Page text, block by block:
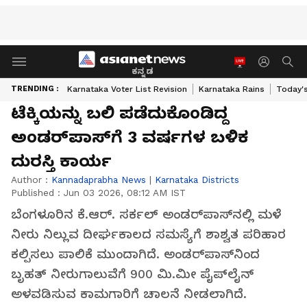
ಕನ್ನಡ
TRENDING : Karnataka Voter List Revision Karnataka Rains
ಟೆಕ್ಕಿಯನ್ನು ಬಲಿ ಪಡೆದುಕೊಂಡಿದ್ದ
ಅಂಡರ್‌ಪಾಸ್‌ಗೆ 3 ವರ್ಷಗಳ ಬಳಿಕ
ದುರಸ್ತಿ ಕಾರ್ಯ
Author : Kannadaprabha News | Karnataka Districts
Published : Jun 03 2026, 08:12 AM IST
ಬೆಂಗಳೂರಿನ ಕೆ.ಆರ್. ಸರ್ಕಲ್‌ ಅಂಡರ್‌ಪಾಸ್‌ನಲ್ಲಿ ಮಳೆ
ನೀರು ನಿಲ್ಲುವ ದೀರ್ಘಕಾಲದ ಸಮಸ್ಯೆಗೆ ಶಾಶ್ವತ ಪರಿಹಾರ
ಕಲ್ಪಿಸಲು ಪಾಲಿಕೆ ಮುಂದಾಗಿದೆ. ಅಂಡರ್‌ಪಾಸ್‌ನಿಂದ
ಬೃಹತ್ ನೀರುಗಾಲುವೆಗೆ 900 ಮಿ.ಮೀ ಪೈಪ್‌ಲೈನ್
ಅಳವಡಿಸುವ ಕಾಮಗಾರಿಗೆ ಚಾಲನೆ ನೀಡಲಾಗಿದೆ.